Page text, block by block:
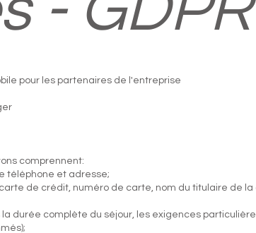
pour les partenaires de l'entreprise
comprennent:
téléphone et adresse;
de crédit, numéro de carte, nom du titulaire de
la durée complète du séjour, les exigences